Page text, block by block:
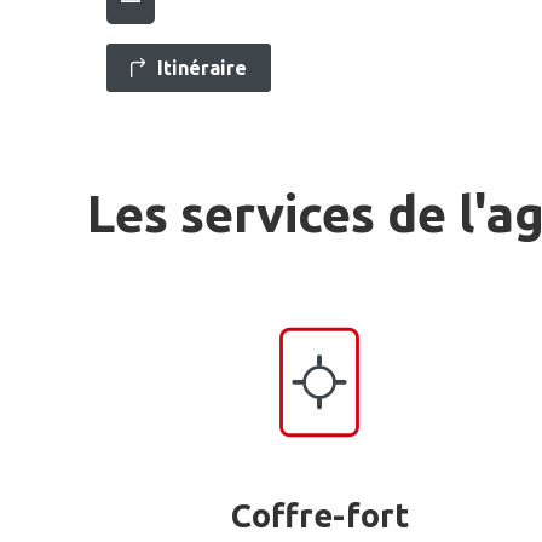
Itinéraire
Les services de
Coffre-fort